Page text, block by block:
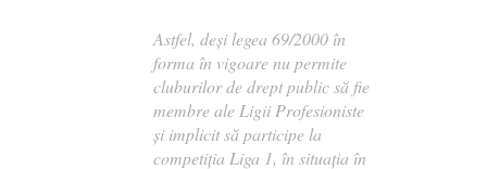
Astfel, deşi legea 69/2000 în
forma în vigoare nu permite
cluburilor de drept public să fie
membre ale Ligii Profesioniste
şi implicit să participe la
competiţia Liga 1, în situaţia în